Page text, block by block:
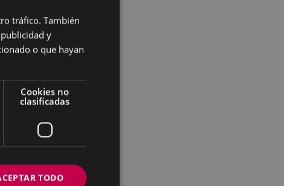
BASQUE
tráfico. También
y
o que hayan
Cookies no
clasificadas
TODO